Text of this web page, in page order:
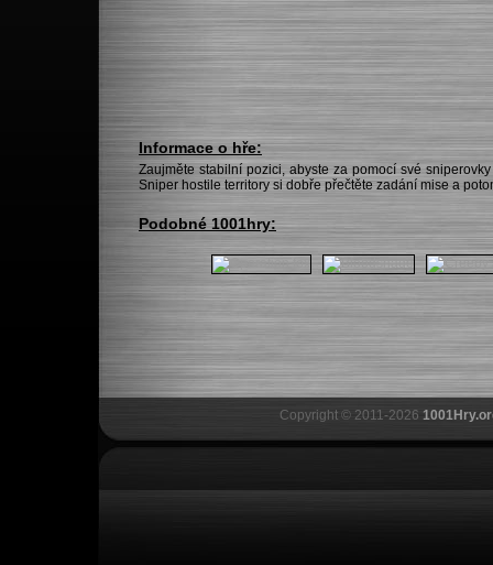
Informace o hře:
Zaujměte stabilní pozici, abyste za pomocí své
Sniper hostile territory si dobře přečtěte zadání mise a
Podobné 1001hry:
Copyright © 2011-2026